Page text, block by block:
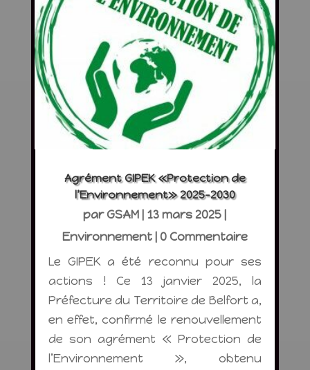
Agrément GIPEK «Protection de
l’Environnement» 2025-2030
parGSAM 13 mars 2025
Environnement| 0 Commentaire
Le GIPEK a été reconnu pour ses
actions ! Ce 13 janvier 2025, la
Préfecture du Territoire de Belfort a,
en effet, confirmé le renouvellement
de son agrément « Protection de
l’Environnement », obtenu